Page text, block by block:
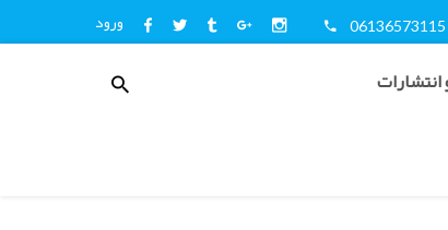
ورود 06136573115
منوی
کاربری
انتشارات